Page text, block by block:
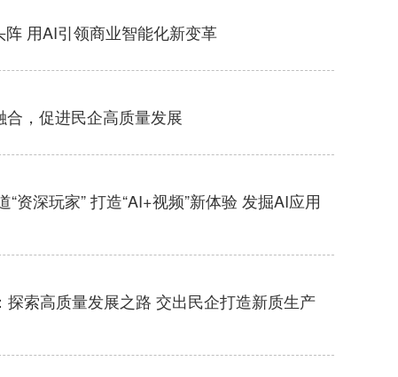
用AI引领商业智能化新变革
合，促进民企高质量发展
资深玩家” 打造“AI+视频”新体验 发掘AI应用
索高质量发展之路 交出民企打造新质生产